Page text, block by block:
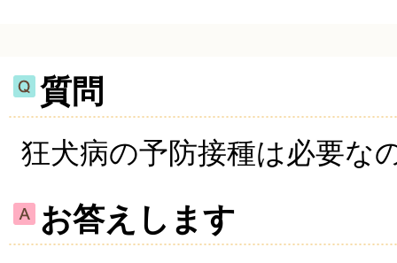
質問
狂犬病の予防接種は必要な
お答えします